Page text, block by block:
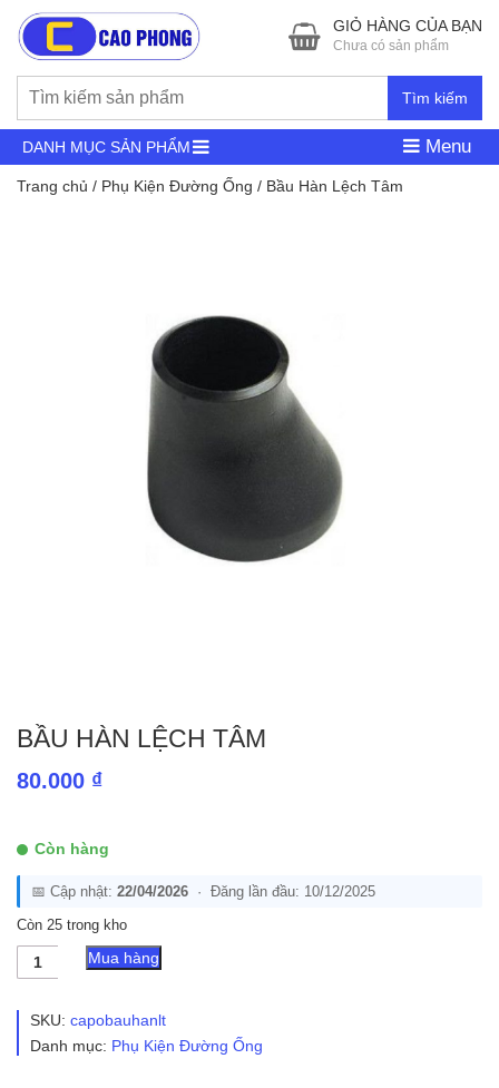
Tìm kiếm
GIỎ HÀNG CỦA BẠN
Chưa có sản phẩm
DANH MỤC SẢN PHẨM Menu
Trang chủ / Phụ Kiện Đường Ống / Bầu Hàn Lệch Tâm
BẦU HÀN LỆCH TÂM
80.000 ₫
Còn hàng
📅 Cập nhật: 22/04/2026 · Đăng lần đầu: 10/12/2025
Còn 25 trong kho
Bầu
Hàn
Tâm
lượng
Mua hàng
SKU: capobauhanlt
Danh mục: Phụ Kiện Đường Ống